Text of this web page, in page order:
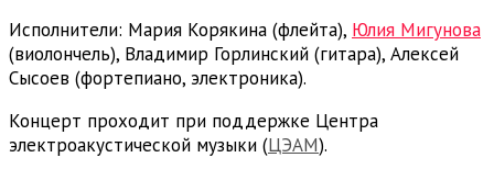
Исполнители: Мария Корякина (флейта), Юлия Мигунова
(виолончель), Владимир Горлинский (гитара), Алексей
Сысоев (фортепиано, электроника).
Концерт проходит при поддержке Центра
электроакустической музыки (ЦЭАМ).